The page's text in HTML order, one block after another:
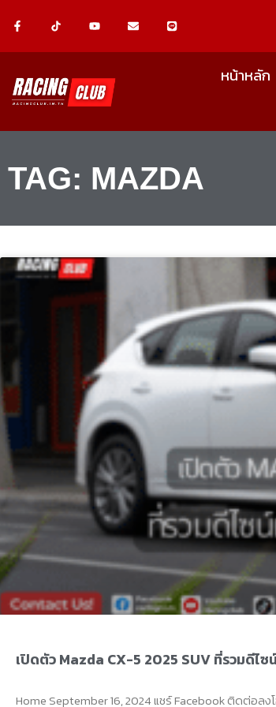
a
c
b
o
k
-
o
u
u
e
n
v
l
i
n
หน้าหลัก
TAG: MAZDA
เปิดตัว Mazda CX-5 2025 SUV ที่รวมดีไซ
Home September 16, 2024 แชร์ Facebook ติดต่อล